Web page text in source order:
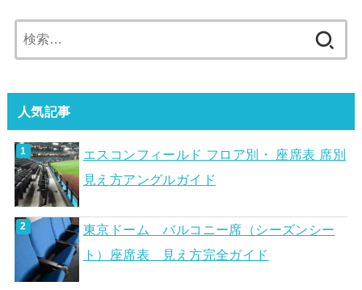
索:
人気記事
エスコンフィールド フロア別・ 座席表 席別
見え方アングルガイド
東京ドーム バルコニー席（シーズンシー
ト）座席表 見え方完全ガイド